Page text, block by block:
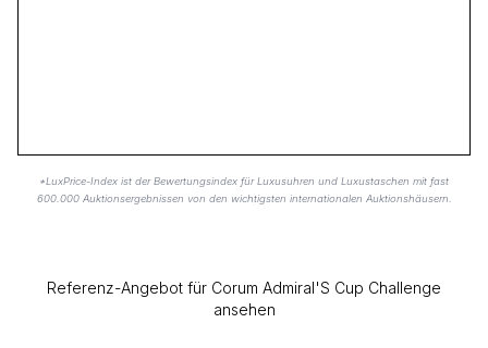
*LuxPrice-Index ist der Bewertungsindex für Luxusuhren und Luxustaschen mit fast
600.000 Auktionsergebnissen von den wichtigsten internationalen Auktionshäusern.
Referenz-Angebot für Corum Admiral'S Cup Challenge
ansehen